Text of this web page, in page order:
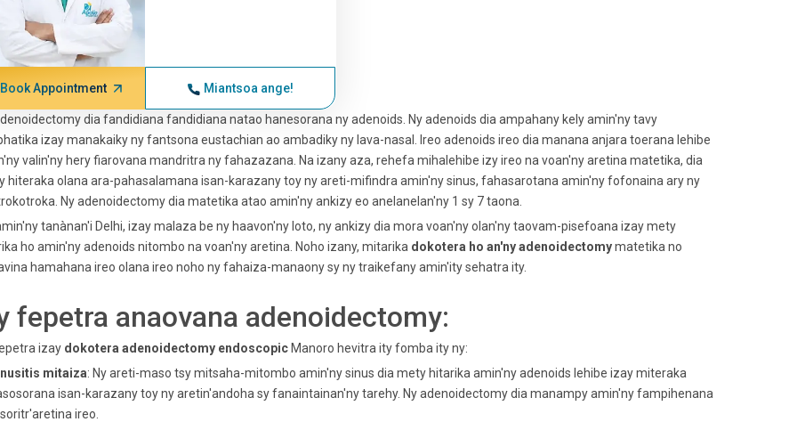
Book Appointment Miantsoa ange!
dia fandidiana fandidiana natao hanesorana ny adenoids. Ny adenoids dia ampahany kely amin'ny tavy
izay manakaiky ny fantsona eustachian ao ambadiky ny lava-nasal. Ireo adenoids ireo dia manana anjara toerana lehibe
valin'ny hery fiarovana mandritra ny fahazazana. Na izany aza, rehefa mihalehibe izy ireo na voan'ny aretina matetika, dia
hiteraka olana ara-pahasalamana isan-karazany toy ny areti-mifindra amin'ny sinus, fahasarotana amin'ny fofonaina ary ny
Ny adenoidectomy dia matetika atao amin'ny ankizy eo anelanelan'ny 1 sy 7 taona.
tanànan'i Delhi, izay malaza be ny haavon'ny loto, ny ankizy dia mora voan'ny olan'ny taovam-pisefoana izay mety
ho amin'ny adenoids nitombo na voan'ny aretina. Noho izany, mitarika dokotera ho an'ny adenoidectomymatetika no
hamahana ireo olana ireo noho ny fahaiza-manaony sy ny traikefany amin'ity sehatra ity.
fepetra anaovana adenoidectomy:
izay dokotera adenoidectomy endoscopic Manoro hevitra ity fomba ity ny:
mitaiza: Ny areti-maso tsy mitsaha-mitombo amin'ny sinus dia mety hitarika amin'ny adenoids lehibe izay miteraka
isan-karazany toy ny aretin'andoha sy fanaintainan'ny tarehy. Ny adenoidectomy dia manampy amin'ny fampihenana
ireo.